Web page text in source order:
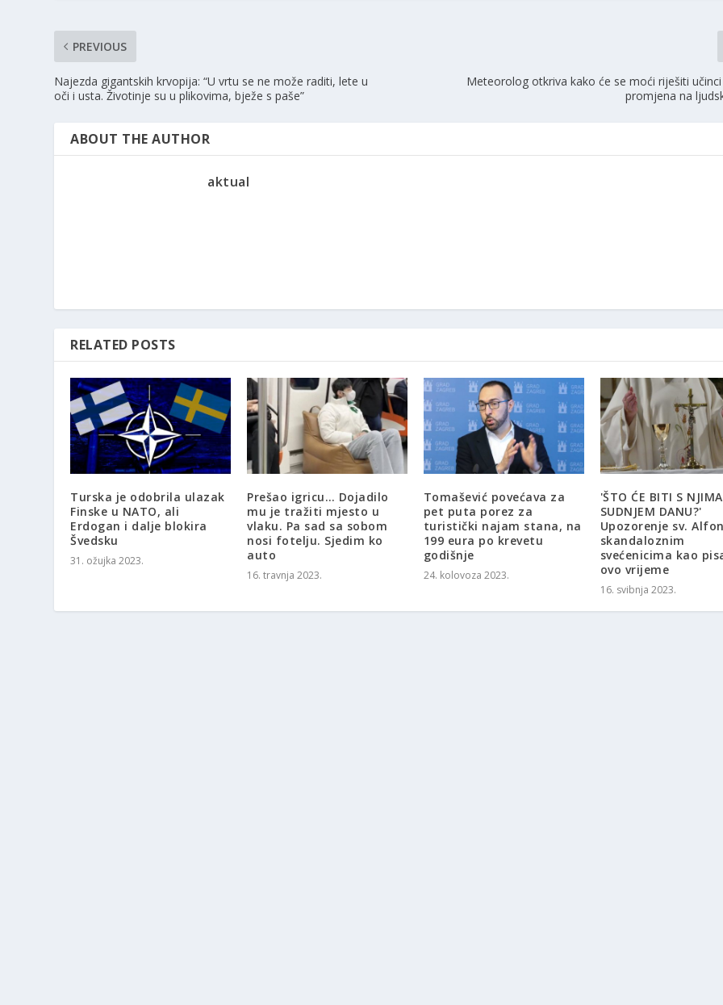
PREVIOUS
Najezda gigantskih krvopija: “U vrtu se ne može raditi, lete u
oči i usta. Životinje su u plikovima, bježe s paše”
Meteorolog otkriva kako će se moći riješiti
promjena na
ABOUT THE AUTHOR
aktual
RELATED POSTS
Turska je odobrila ulazak
Finske u NATO, ali
Erdogan i dalje blokira
Švedsku
31. ožujka 2023.
Prešao igricu… Dojadilo
mu je tražiti mjesto u
vlaku. Pa sad sa sobom
nosi fotelju. Sjedim ko
auto
16. travnja 2023.
Tomašević povećava za
pet puta porez za
turistički najam stana, na
199 eura po krevetu
godišnje
24. kolovoza 2023.
'ŠTO ĆE BITI S
SUDNJEM DANU?'
Upozorenje sv.
skandaloznim
svećenicima kao
ovo vrijeme
16. svibnja 2023.